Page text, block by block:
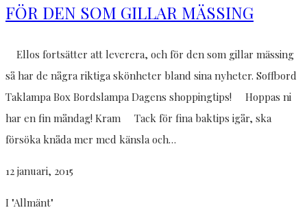
FÖR DEN SOM GILLAR MÄSSING
Ellos fortsätter att leverera, och för den som gillar mässing
så har de några riktiga skönheter bland sina nyheter. Soffbord
Taklampa Box Bordslampa Dagens shoppingtips! Hoppas ni
har en fin måndag! Kram Tack för fina baktips igår, ska
försöka knåda mer med känsla och…
12 januari, 2015
I "Allmänt"